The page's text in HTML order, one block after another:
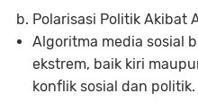
b. Polarisasi Politik Akibat
Algoritma media sosial
ekstrem, baik kiri
konflik sosial dan politik.